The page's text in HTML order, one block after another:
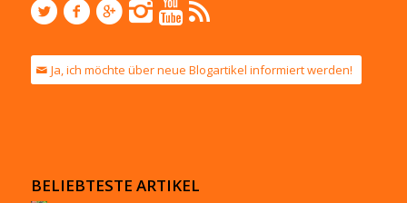
Ja, ich möchte über neue Blogartikel informiert werden!
BELIEBTESTE ARTIKEL